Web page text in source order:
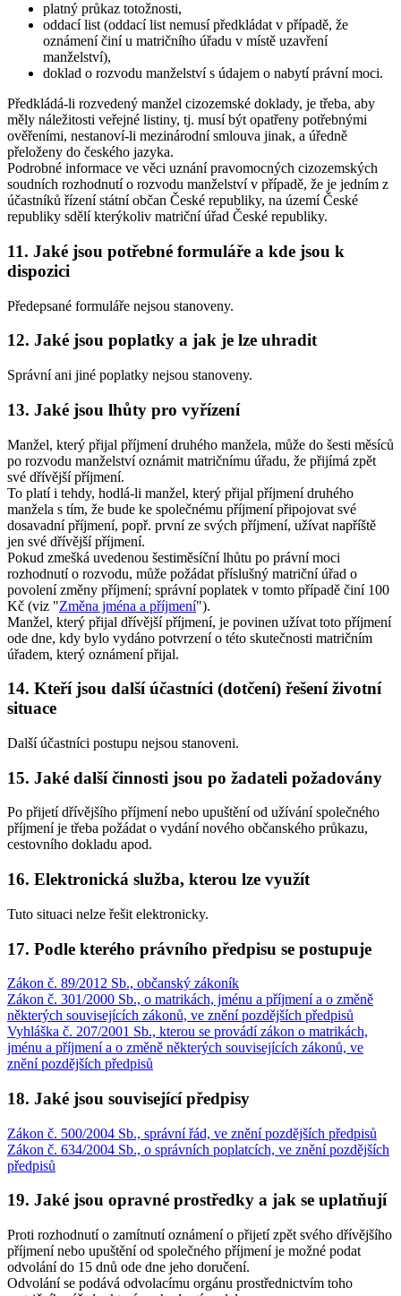
platný průkaz totožnosti,
oddací list (oddací list nemusí předkládat v případě, že
oznámení činí u matričního úřadu v místě uzavření
manželství),
doklad o rozvodu manželství s údajem o nabytí právní moci.
Předkládá-li rozvedený manžel cizozemské doklady, je třeba, aby
měly náležitosti veřejné listiny, tj. musí být opatřeny potřebnými
ověřeními, nestanoví-li mezinárodní smlouva jinak, a úředně
přeloženy do českého jazyka.
Podrobné informace ve věci uznání pravomocných cizozemských
soudních rozhodnutí o rozvodu manželství v případě, že je jedním z
účastníků řízení státní občan České republiky, na území České
republiky sdělí kterýkoliv matriční úřad České republiky.
11. Jaké jsou potřebné formuláře a kde jsou k
dispozici
Předepsané formuláře nejsou stanoveny.
12. Jaké jsou poplatky a jak je lze uhradit
Správní ani jiné poplatky nejsou stanoveny.
13. Jaké jsou lhůty pro vyřízení
Manžel, který přijal příjmení druhého manžela, může do šesti měsíců
po rozvodu manželství oznámit matričnímu úřadu, že přijímá zpět
své dřívější příjmení.
To platí i tehdy, hodlá-li manžel, který přijal příjmení druhého
manžela s tím, že bude ke společnému příjmení připojovat své
dosavadní příjmení, popř. první ze svých příjmení, užívat napříště
jen své dřívější příjmení.
Pokud zmešká uvedenou šestiměsíční lhůtu po právní moci
rozhodnutí o rozvodu, může požádat příslušný matriční úřad o
povolení změny příjmení; správní poplatek v tomto případě činí 100
Kč (viz "Změna jména a příjmení").
Manžel, který přijal dřívější příjmení, je povinen užívat toto příjmení
ode dne, kdy bylo vydáno potvrzení o této skutečnosti matričním
úřadem, který oznámení přijal.
14. Kteří jsou další účastníci (dotčení) řešení životní
situace
Další účastníci postupu nejsou stanoveni.
15. Jaké další činnosti jsou po žadateli požadovány
Po přijetí dřívějšího příjmení nebo upuštění od užívání společného
příjmení je třeba požádat o vydání nového občanského průkazu,
cestovního dokladu apod.
16. Elektronická služba, kterou lze využít
Tuto situaci nelze řešit elektronicky.
17. Podle kterého právního předpisu se postupuje
Zákon č. 89/2012 Sb., občanský zákoník
Zákon č. 301/2000 Sb., o matrikách, jménu a příjmení a o změně
některých souvisejících zákonů, ve znění pozdějších předpisů
Vyhláška č. 207/2001 Sb., kterou se provádí zákon o matrikách,
jménu a příjmení a o změně některých souvisejících zákonů, ve
znění pozdějších předpisů
18. Jaké jsou související předpisy
Zákon č. 500/2004 Sb., správní řád, ve znění pozdějších předpisů
Zákon č. 634/2004 Sb., o správních poplatcích, ve znění pozdějších
předpisů
19. Jaké jsou opravné prostředky a jak se uplatňují
Proti rozhodnutí o zamítnutí oznámení o přijetí zpět svého dřívějšího
příjmení nebo upuštění od společného příjmení je možné podat
odvolání do 15 dnů ode dne jeho doručení.
Odvolání se podává odvolacímu orgánu prostřednictvím toho